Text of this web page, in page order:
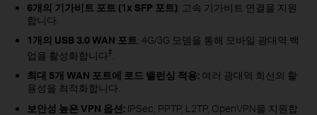
6개의 기가비트 포트 (1x SFP 포트): 고속 기가비트 연결을 지원
합니다.
1개의 USB 3.0 WAN 포트: 4G/3G 모뎀을 통해 모바일 광대역 백
업을 활성화합니다‡
최대 5개 WAN 포트에 로드 밸런싱 적용:여러 광대역 회선의 활
용성을 최적화합니다.
보안성 높은 VPN 옵션:IPSec, PPTP, L2TP, OpenVPN을 지원합